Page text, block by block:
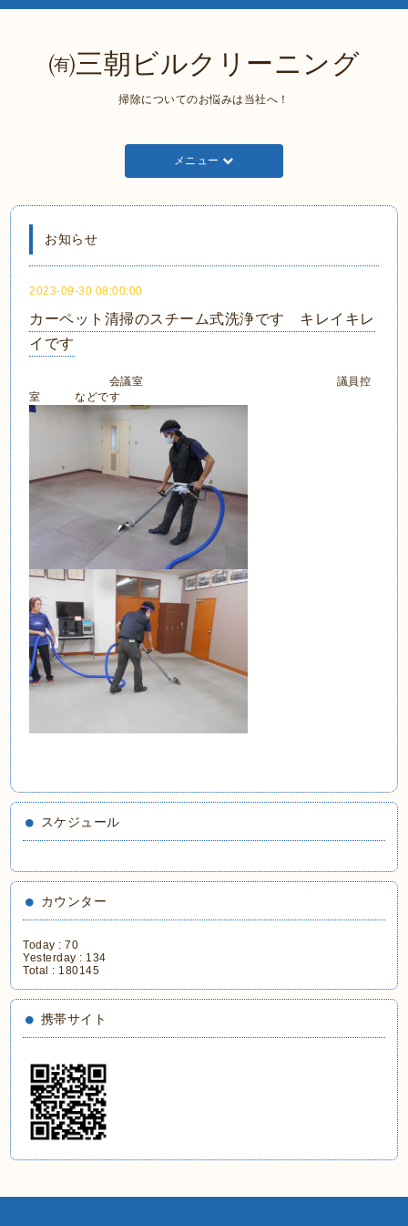
㈲三朝ビルクリーニング
掃除についてのお悩みは当社へ！
メニュー
お知らせ
2023-09-30 08:00:00
カーペット清掃のスチーム式洗浄です キレイキレ
イです
会議室 議員控
室 などです
スケジュール
カウンター
Today :70
Yesterday : 134
Total : 180145
携帯サイト